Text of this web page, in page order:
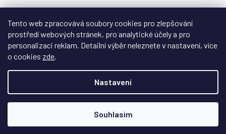
Tento web zpracovává soubory cookies pro zlepšování
prostředí webových stránek, pro analytické účely a pro
personalizaci reklam. Detailní výběr neleznete v nastavení, více
o cookies zde
Nastavení
Souhlasím
56 980 Kč / pár
DETAIL